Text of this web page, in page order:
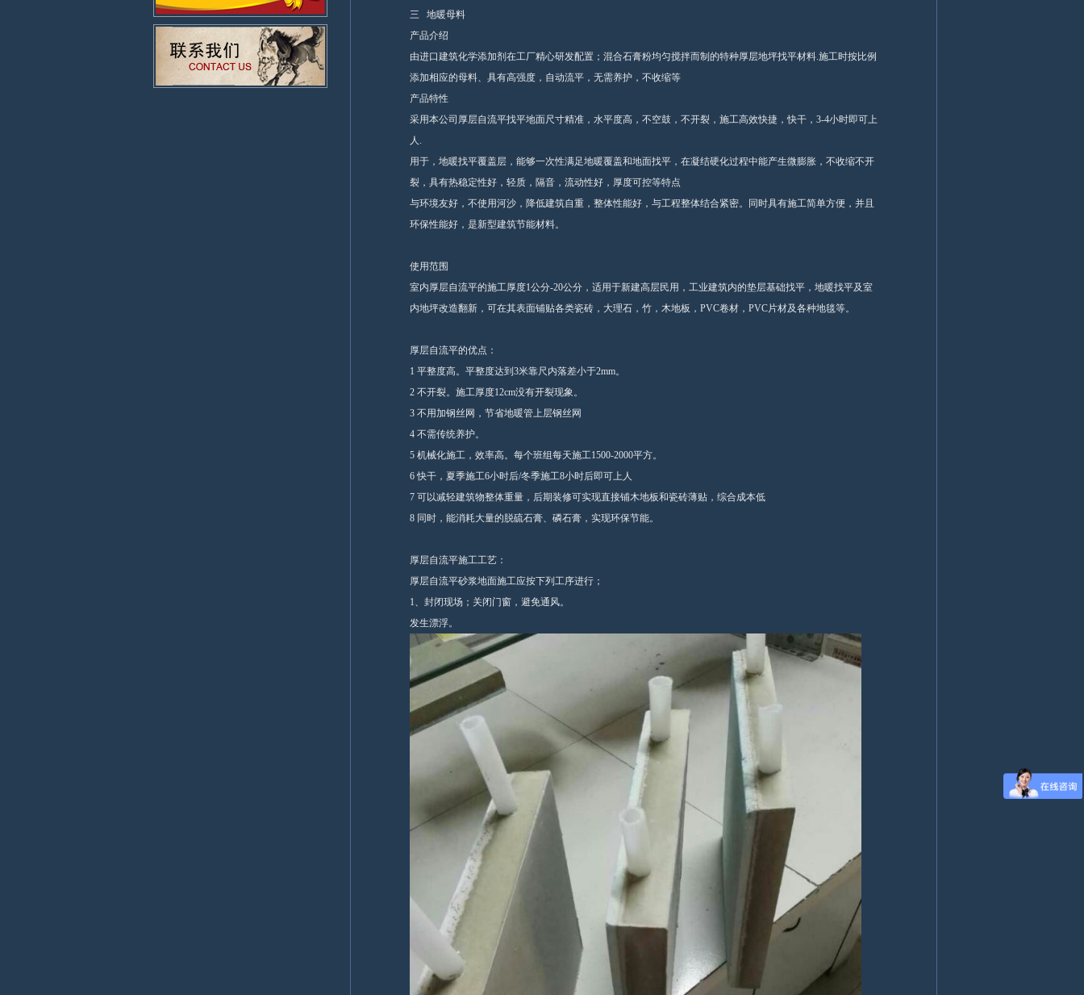
三 地暖母料
产品介绍
由进口建筑化学添加剂在工厂精心研发配置；混合石膏粉均匀搅拌而制的特种厚层地坪找平材料.施工时按比例
添加相应的母料、具有高强度，自动流平，无需养护，不收缩等
产品特性
采用本公司厚层自流平找平地面尺寸精准，水平度高，不空鼓，不开裂，施工高效快捷，快干，3-4小时即可上
人.
用于，地暖找平覆盖层，能够一次性满足地暖覆盖和地面找平，在凝结硬化过程中能产生微膨胀，不收缩不开
裂，具有热稳定性好，轻质，隔音，流动性好，厚度可控等特点
与环境友好，不使用河沙，降低建筑自重，整体性能好，与工程整体结合紧密。同时具有施工简单方便，并且
环保性能好，是新型建筑节能材料。
使用范围
室内厚层自流平的施工厚度1公分-20公分，适用于新建高层民用，工业建筑内的垫层基础找平，地暖找平及室
内地坪改造翻新，可在其表面铺贴各类瓷砖，大理石，竹，木地板，PVC卷材，PVC片材及各种地毯等。
厚层自流平的优点：
1 平整度高。平整度达到3米靠尺内落差小于2mm。
2 不开裂。施工厚度12cm没有开裂现象。
3 不用加钢丝网，节省地暖管上层钢丝网
4 不需传统养护。
5 机械化施工，效率高。每个班组每天施工1500-2000平方。
6 快干，夏季施工6小时后/冬季施工8小时后即可上人
7 可以减轻建筑物整体重量，后期装修可实现直接铺木地板和瓷砖薄贴，综合成本低
8 同时，能消耗大量的脱硫石膏、磷石膏，实现环保节能。
厚层自流平施工工艺：
厚层自流平砂浆地面施工应按下列工序进行；
1、封闭现场；关闭门窗，避免通风。
发生漂浮。